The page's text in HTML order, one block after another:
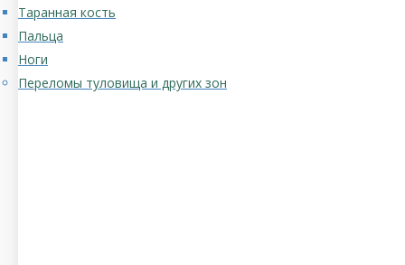
Таранная кость
Пальца
Ноги
Переломы туловища и других зон